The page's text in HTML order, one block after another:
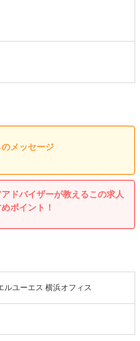
メッセージ
ドバイザーが教えるこの求人
ポイント！
ルユーエス 横浜オフィス